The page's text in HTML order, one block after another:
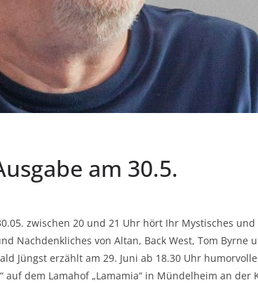
am 30.5.
zwischen 20 und 21 Uhr hört Ihr Mystisches und
Nachdenkliches von Altan, Back West, Tom Byrne
Jüngst erzählt am 29. Juni ab 18.30 Uhr
auf dem Lamahof „Lamamia“ in Mündelheim an der